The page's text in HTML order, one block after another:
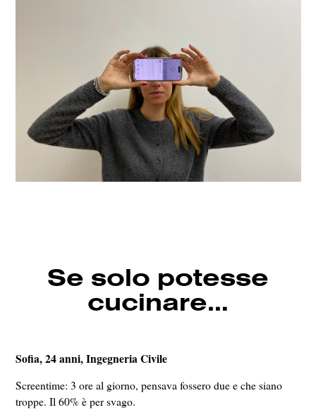
Se solo potesse
cucinare…
Sofia, 24 anni, Ingegneria Civile
Screentime: 3 ore al giorno, pensava fossero due e che siano
troppe. Il 60% è per svago.